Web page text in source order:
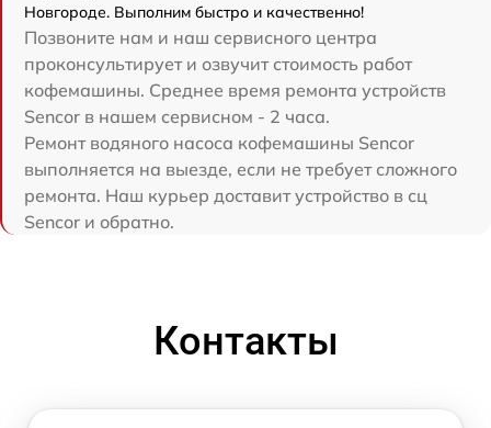
Новгороде. Выполним быстро и качественно!
Позвоните нам и наш сервисного центра
проконсультирует и озвучит стоимость работ
кофемашины. Среднее время ремонта устройств
Sencor в нашем сервисном - 2 часа.
Ремонт водяного насоса кофемашины Sencor
выполняется на выезде, если не требует сложного
ремонта. Наш курьер доставит устройство в сц
Sencor и обратно.
Контакты